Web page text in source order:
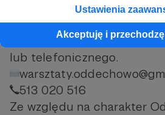
Ustawienia
Akceptuję i
Wszystkich
Odosobnieniem w
2024) zapraszamy do
lub telefonicznego.
513 020 516
Ze względu na charakter